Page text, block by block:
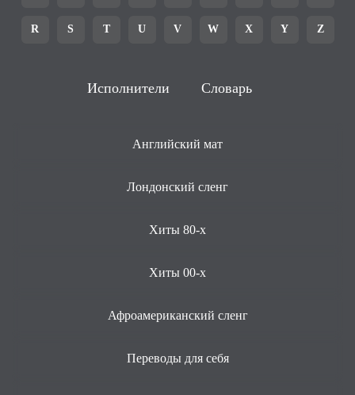
R S T U V W X Y Z
Исполнители Словарь
Английский мат
Лондонский сленг
Хиты 80-х
Хиты 00-х
Афроамериканский сленг
Переводы для себя